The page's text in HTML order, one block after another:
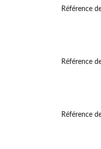
Référence
Référence
Référence